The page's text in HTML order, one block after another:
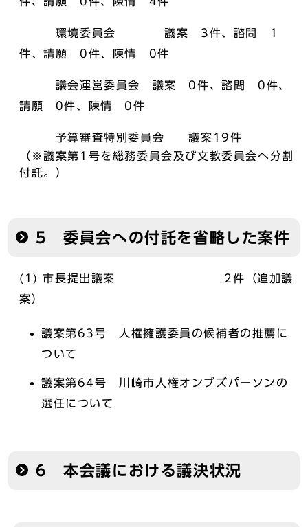
環境委員会 議案 3件、諮問 1
件、請願 0件、陳情 0件
議会運営委員会 議案 0件、諮問 0件、
請願 0件、陳情 0件
予算審査特別委員会 議案19件
（※議案第1号を総務委員会及び文教委員会へ分割
付託。）
5 委員会への付託を省略した案件
(1) 市長提出議案 2件（追加議
案）
議案第63号 人権擁護委員の候補者の推薦に
ついて
議案第64号 川崎市人権オンブズパーソンの
選任について
6 本会議における議決状況